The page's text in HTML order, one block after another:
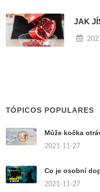
JAK
TÓPICOS POPULARES
Může kočka
2021-11-27
Co je osobní
2021-11-27